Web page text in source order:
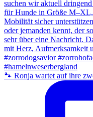
🐾 Ronja wartet auf ihre